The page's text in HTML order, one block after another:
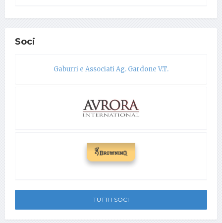
Soci
Gaburri e Associati Ag. Gardone V.T.
TUTTI I SOCI